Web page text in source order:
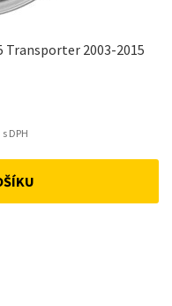
Transporter 2003-2015
s DPH